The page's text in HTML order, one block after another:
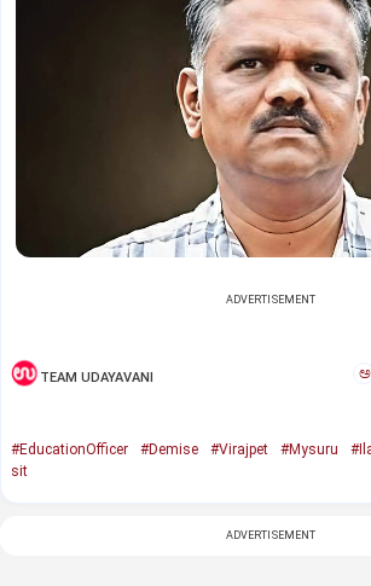
ADVERTISEMENT
TEAM UDAYAVANI ಅ
#EducationOfficer #Demise #Virajpet #Mysuru
sit
ADVERTISEMENT